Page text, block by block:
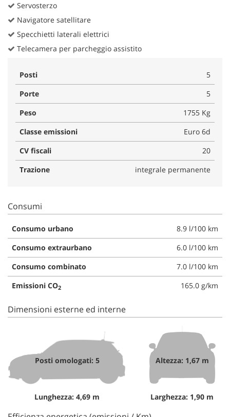
Servosterzo
Navigatore satellitare
Specchietti laterali elettrici
Telecamera per parcheggio assistito
Posti
5
Porte
5
Peso
1755 Kg
Classe emissioni
Euro 6d
CV fiscali
20
Trazione
integrale permanente
Consumi
Consumo urbano
8.9 l/100 km
Consumo extraurbano
6.0 l/100 km
Consumo combinato
7.0 l/100 km
Emissioni CO2 165.0 g/km
Dimensioni esterne ed interne
Posti omologati: 5
Lunghezza: 4,69 m
Altezza: 1,67 m
Larghezza: 1,90 m